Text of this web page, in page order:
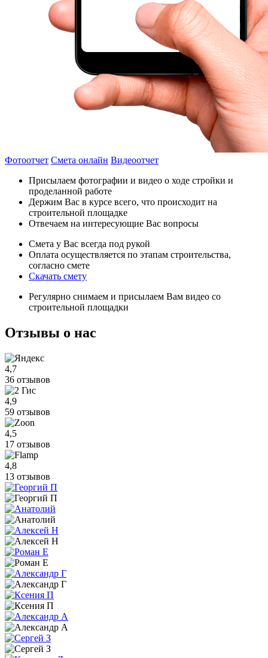
Фотоотчет Смета онлайн Видеоотчет
Присылаем фотографии и видео о ходе стройки и
проделанной работе
Держим Вас в курсе всего, что происходит на
строительной площадке
Отвечаем на интересующие Вас вопросы
Смета у Вас всегда под рукой
Оплата осуществляется по этапам строительства,
согласно смете
Скачать смету
Регулярно снимаем и присылаем Вам видео со
строительной площадки
Отзывы о нас
4,7
36 отзывов
4,9
59 отзывов
4,5
17 отзывов
4,8
13 отзывов